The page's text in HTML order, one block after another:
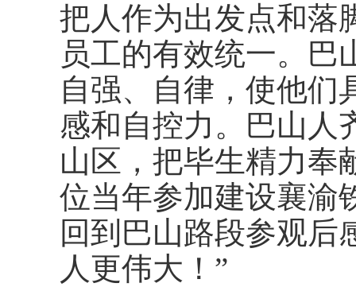
把人作为出发点和落
员工的有效统一。巴
自强、自律，使他们
感和自控力。巴山人
山区，把毕生精力奉
位当年参加建设襄渝
回到巴山路段参观后
人更伟大！”